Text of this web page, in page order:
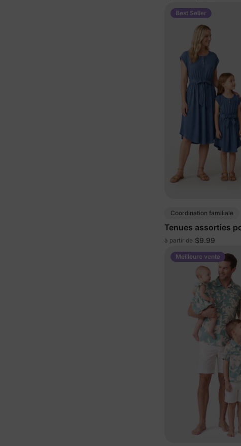
et poches
Best Seller
Coordination familiale
Tenues assorties
bleu
à partir de $9.99
Meilleure vente